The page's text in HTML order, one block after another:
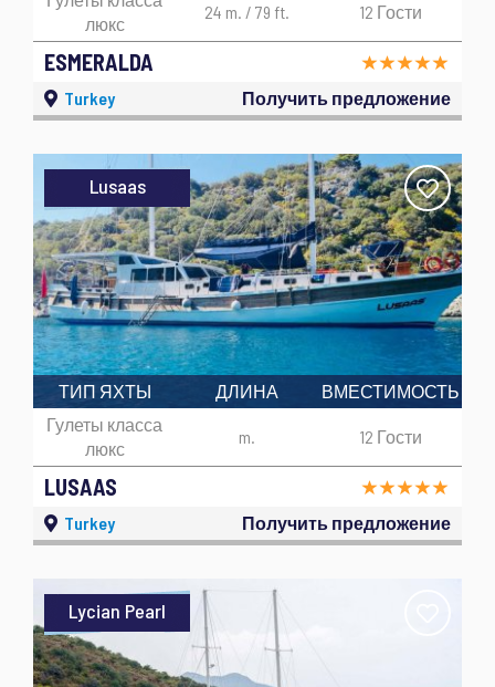
ESMERALDA
люкс
24 m. / 79 ft. 12 Гости
Turkey Получить предложение
Lusaas
LUSAAS
ТИП ЯХТЫ
Гулеты класса
люкс
ДЛИНА
m.
ВМЕСТИМОСТЬ
12 Гости
Turkey Получить предложение
Lycian Pearl